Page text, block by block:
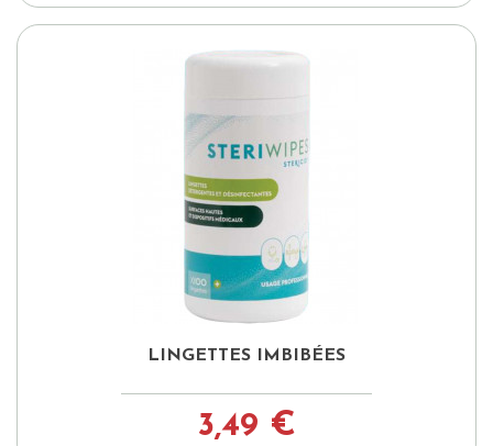
LINGETTES IMBIBÉES
3,49 €